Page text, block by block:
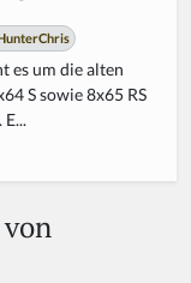
es um die alten
S sowie 8x65 RS